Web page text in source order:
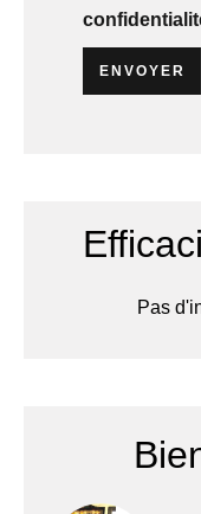
ENVOYER
Pas